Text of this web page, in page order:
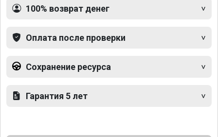
100% возврат денег
Оплата после проверки
Сохранение ресурса
Гарантия 5 лет